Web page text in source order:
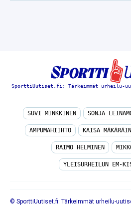
SporttiUutiset.fi: Tärkeimmät urheilu-
SUVI MINKKINEN SONJA
AMPUMAHIIHTO KAISA
RAIMO HELMINEN
YLEISURHEILUN EM-
© SporttiUutiset.fi: Tärkeimmät urheilu-